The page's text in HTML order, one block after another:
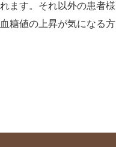
す。それ以外の患者
値の上昇が気になる方